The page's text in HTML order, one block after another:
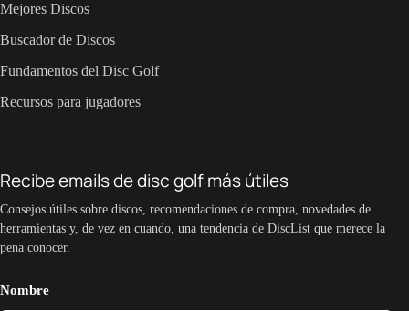
Mejores Discos
Buscador de Discos
Fundamentos del Disc Golf
Recursos para jugadores
Recibe emails de disc golf más útiles
Consejos útiles sobre discos, recomendaciones de compra, novedades de
herramientas y, de vez en cuando, una tendencia de DiscList que merece la
pena conocer.
Nombre